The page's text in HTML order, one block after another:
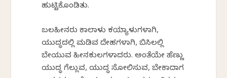
ಹುಟ್ಟಿಕೊಂಡಿತು.
ಬಲಹೀನರು ಕಾಲಾಳು ಕಯ್ಯಾಳುಗಳಾಗಿ,
ಯುದ್ಧದಲ್ಲಿ ಮಡಿವ ದೇಹಗಳಾಗಿ, ಬಿಸಿಲಲ್ಲಿ
ಬೇಯುವ ಹೀನಕುಲಗಳಾದರು. ಅಂತೆಯೇ ಹೆಣ್ಣು
ಯುದ್ಧ ಗೆಲ್ಲುವ, ಯುದ್ಧ ಸೋಲಿಸುವ, ಬೇಕಾದಾಗ